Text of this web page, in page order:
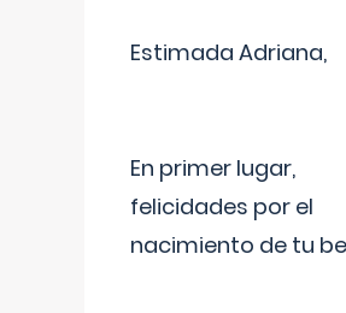
Estimada Adriana,
En primer lugar,
felicidades por el
nacimiento de tu